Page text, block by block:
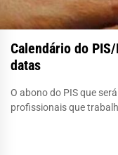
Calendário do
datas
O abono do PIS que
profissionais que